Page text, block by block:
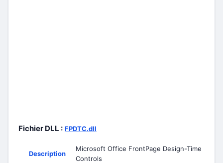
Fichier DLL : FPDTC.dll
Description
Microsoft Office FrontPage Design-Time
Controls